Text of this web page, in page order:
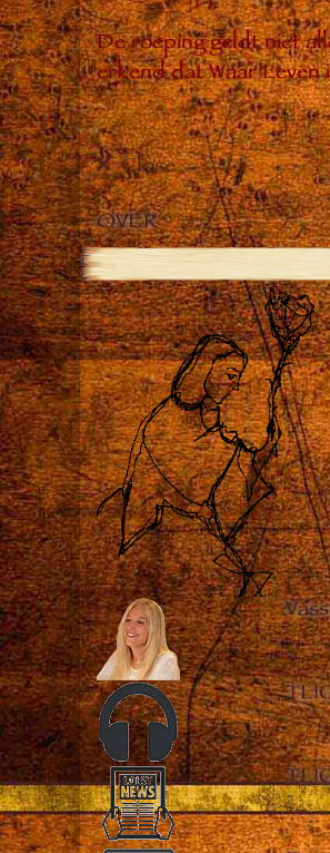
De roeping geldt niet
erkend dat Waar
Close
OVER